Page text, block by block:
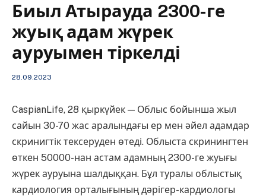
Биыл Атырауда 2300-ге
жуық адам жүрек
ауруымен тіркелді
28.09.2023
CaspianLife, 28 қыркүйек — Облыс бойынша жыл
сайын 30-70 жас аралындағы ер мен әйел адамдар
скринигтік тексеруден өтеді. Облыста скринингтен
өткен 50000-нан астам адамның 2300-ге жуығы
жүрек ауруына шалдыққан. Бұл туралы облыстық
кардиология орталығының дәрігер-кардиологы